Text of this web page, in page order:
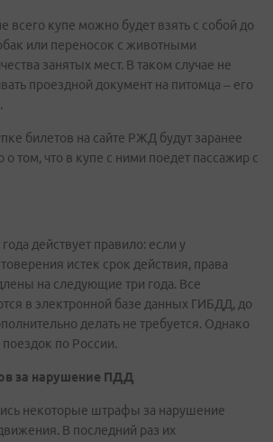
всего купе можно будет взять с собой до
или переносок с животными
занятых мест. В таком случае не
проездной документ на питомца – его
билетов на сайте РЖД будут заранее
том, что в купе с ними поедет пассажир с
действует правило: если у
истек срок действия, права
на следующие три года. Все
в электронной базе данных ГИБДД, до
делать не требуется. Однако
поездок по России.
за нарушение ПДД
некоторые штрафы за нарушение
В последний раз их